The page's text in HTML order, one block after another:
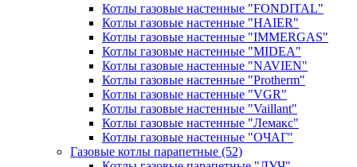
Котлы газовые настенные "FONDITAL"
Котлы газовые настенные "HAIER"
Котлы газовые настенные "IMMERGAS"
Котлы газовые настенные "MIDEA"
Котлы газовые настенные "NAVIEN"
Котлы газовые настенные "Protherm"
Котлы газовые настенные "VGR"
Котлы газовые настенные "Vaillant"
Котлы газовые настенные "Лемакс"
Котлы газовые настенные "ОЧАГ"
Газовые котлы парапетные (52)